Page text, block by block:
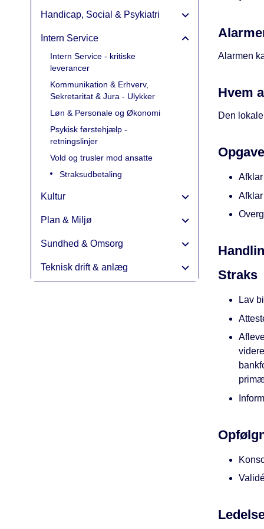
Handicap, Social & Psykiatri
Intern Service
Intern Service - kritiske
leverancer
Kommunikation & Erhverv,
Sekretaritat & Jura - Ulykker
Løn & Personale og Økonomi
Psykisk førstehjælp -
retningslinjer
Vold og trusler mod ansatte
Straksudbetaling
Kultur
Plan & Miljø
Sundhed & Omsorg
Teknisk drift & anlæg
Alarmen
Hvem
Den
Straks
Lav